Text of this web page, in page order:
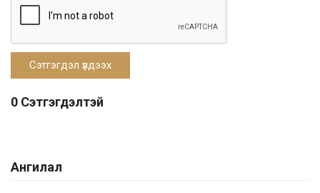
Ангилал
0 Сэтгэгдэлтэй